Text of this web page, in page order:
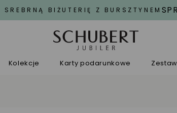
BIŻUTERIĘ Z BURSZTYNEM
Kolekcje Karty podarunkowe